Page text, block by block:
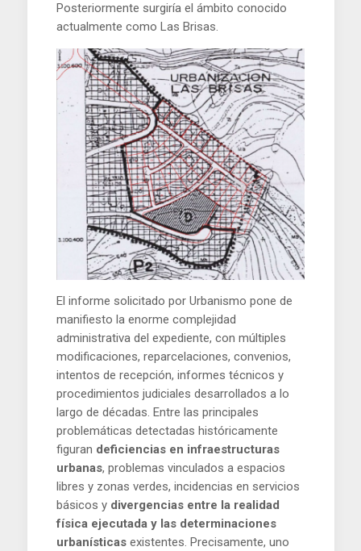
Posteriormente surgiría el ámbito conocido
actualmente como Las Brisas.
El informe solicitado por Urbanismo pone de
manifiesto la enorme complejidad
administrativa del expediente, con múltiples
modificaciones, reparcelaciones, convenios,
intentos de recepción, informes técnicos y
procedimientos judiciales desarrollados a lo
largo de décadas. Entre las principales
problemáticas detectadas históricamente
figuran deficiencias en infraestructuras
urbanas, problemas vinculados a espacios
libres y zonas verdes, incidencias en servicios
básicos y divergencias entre la realidad
física ejecutada y las determinaciones
urbanísticas existentes. Precisamente, uno